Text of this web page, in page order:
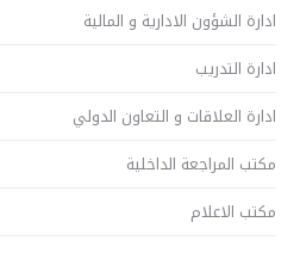
ادارة الشؤون الادارية و المالية
ادارة التدريب
ادارة العلاقات و التعاون الدولي
مكتب المراجعة الداخلية
مكتب الاعلام